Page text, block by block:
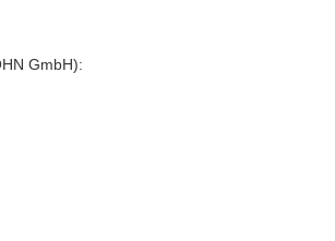
GmbH):